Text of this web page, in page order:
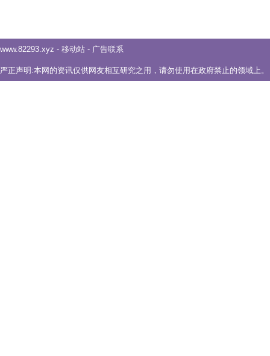
www.82293.xyz - 移动站 - 广告联系
严正声明:本网的资讯仅供网友相互研究之用，请勿使用在政府禁止的领域上。